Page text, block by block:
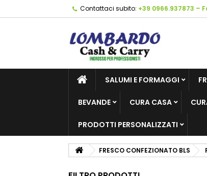
Contattaci subito: +39 0966.937873 –
SALUMI E FORMAGGI
BEVANDE CURA CASA
PRODOTTI PERSONALIZZATI
FRESCO CONFEZIONATO BLS